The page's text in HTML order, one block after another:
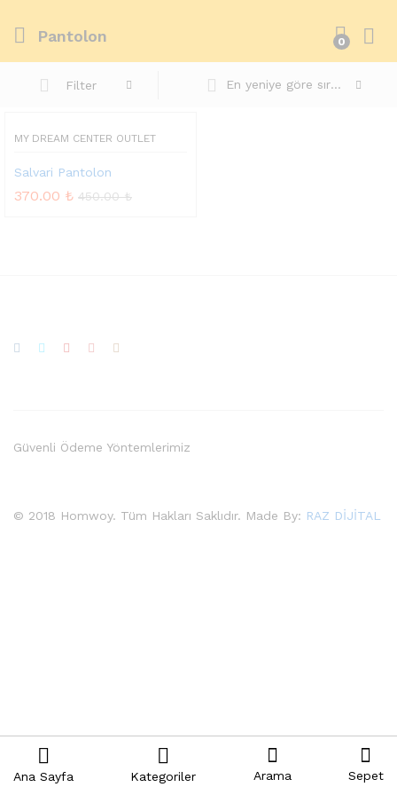
Pantolon 0
Filter En yeniye göre sırala
MY DREAM CENTER OUTLET
Salvari Pantolon
370.00 ₺ 450.00₺
© 2018 Homwoy. Tüm Hakları Saklıdır. Made By: RAZ DİJİTAL
Güvenli Ödeme Yöntemlerimiz
Ana Sayfa Kategoriler Arama Sepet